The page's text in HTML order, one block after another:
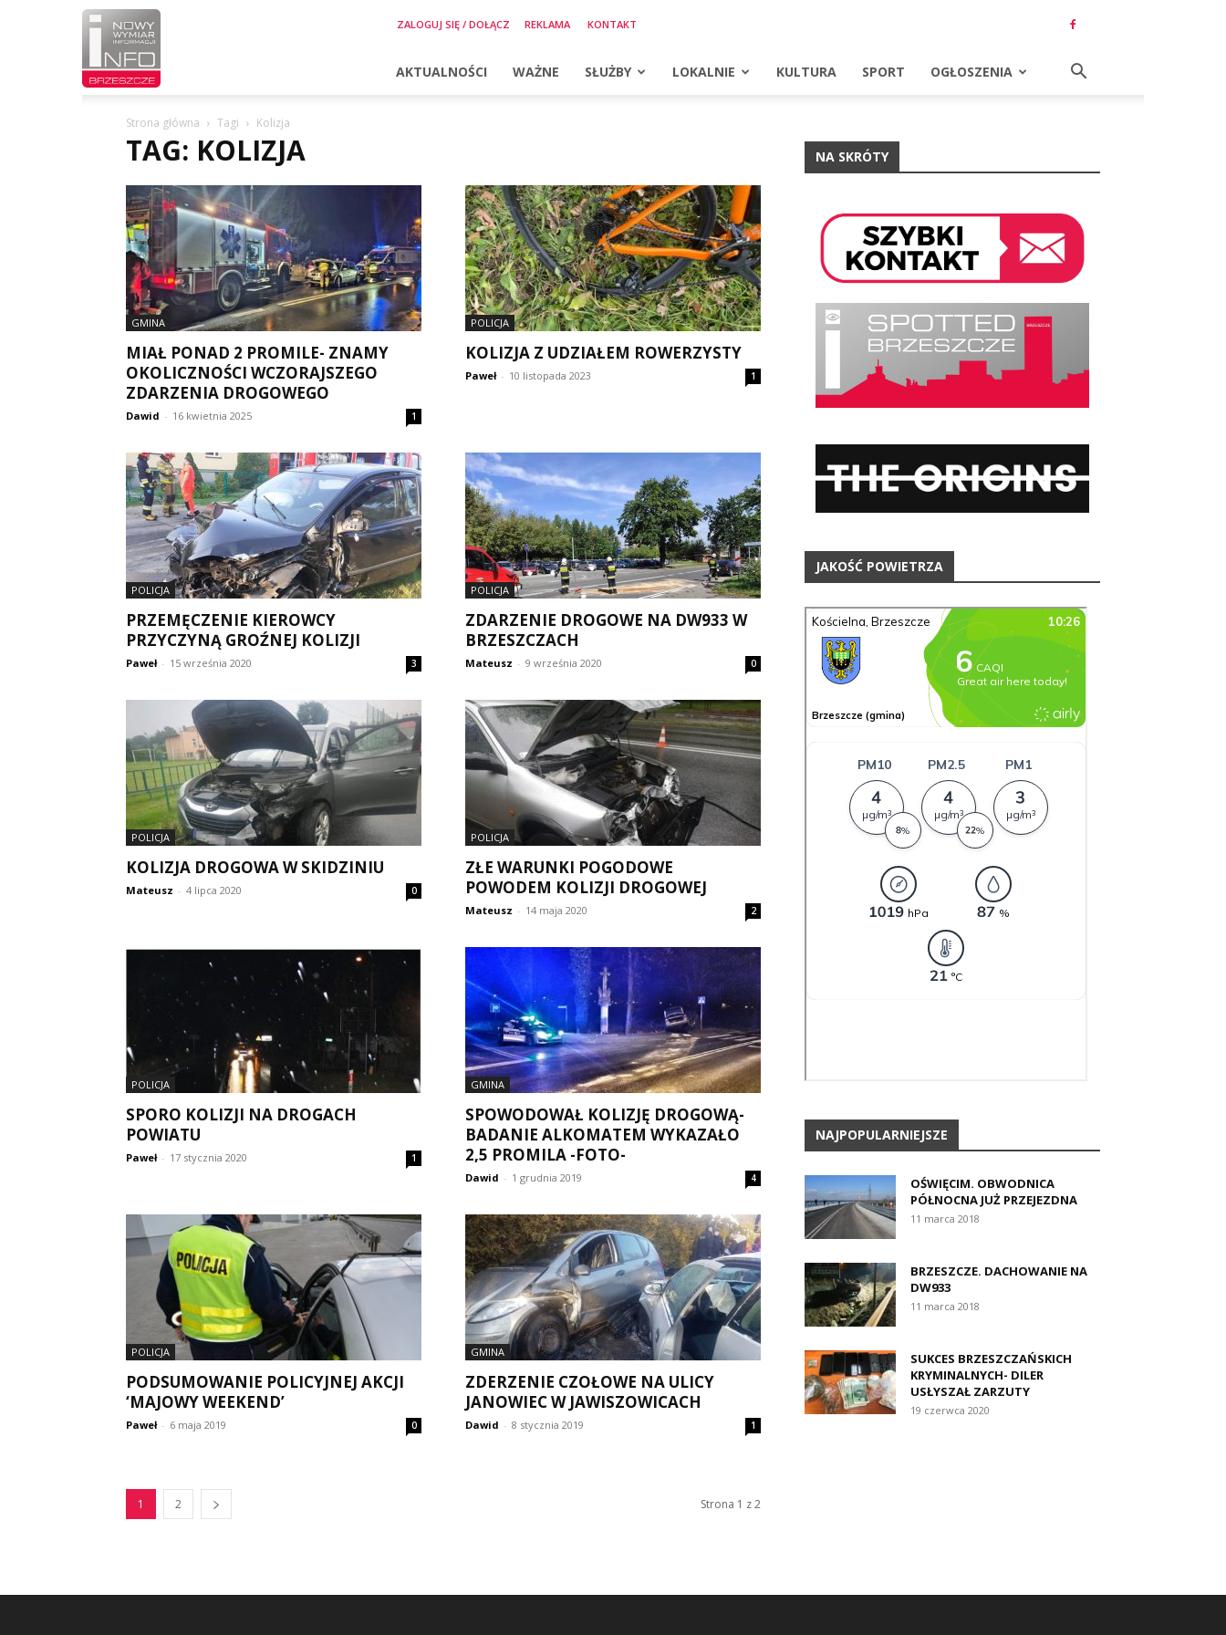
InfoBrzeszcze.pl
ZALOGUJ SIĘ / DOŁĄCZ REKLAMA KONTAKT
AKTUALNOŚCI WAŻNE SŁUŻBY LOKALNIE KULTURA SPORT OGŁOSZENIA
Strona główna Tagi Kolizja
TAG: KOLIZJA
GMINA
MIAŁ PONAD 2 PROMILE- ZNAMY
OKOLICZNOŚCI WCZORAJSZEGO
ZDARZENIA DROGOWEGO
Dawid - 16 kwietnia 2025 1
POLICJA
KOLIZJA Z UDZIAŁEM ROWERZYSTY
Paweł - 10 listopada 2023 1
POLICJA
PRZEMĘCZENIE KIEROWCY
PRZYCZYNĄ GROŹNEJ KOLIZJI
Paweł - 15 września 2020 3
POLICJA
ZDARZENIE DROGOWE NA DW933 W
BRZESZCZACH
Mateusz - 9 września 2020 0
POLICJA
KOLIZJA DROGOWA W SKIDZINIU
Mateusz - 4 lipca 2020 0
POLICJA
ZŁE WARUNKI POGODOWE
POWODEM KOLIZJI DROGOWEJ
Mateusz - 14 maja 2020 2
POLICJA
SPORO KOLIZJI NA DROGACH
POWIATU
Paweł - 17 stycznia 2020 1
GMINA
SPOWODOWAŁ KOLIZJĘ DROGOWĄ-
BADANIE ALKOMATEM WYKAZAŁO
2,5 PROMILA -FOTO-
Dawid - 1 grudnia 2019 4
POLICJA
PODSUMOWANIE POLICYJNEJ AKCJI
‘MAJOWY WEEKEND’
Paweł - 6 maja 2019 0
GMINA
ZDERZENIE CZOŁOWE NA ULICY
JANOWIEC W JAWISZOWICACH
Dawid - 8 stycznia 2019 1
1 2 Strona 1 z 2
NA SKRÓTY
JAKOŚĆ POWIETRZA
NAJPOPULARNIEJSZE
OŚWIĘCIM. OBWODNICA
PÓŁNOCNA JUŻ PRZEJEZDNA
11 marca 2018
BRZESZCZE. DACHOWANIE NA
DW933
11 marca 2018
SUKCES BRZESZCZAŃSKICH
KRYMINALNYCH- DILER
USŁYSZAŁ ZARZUTY
19 czerwca 2020